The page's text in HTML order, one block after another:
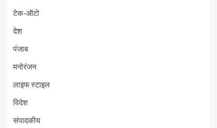
टेक-ऑटो
देश
पंजाब
मनोरंजन
लाइफ स्टाइल
विदेश
संपादकीय